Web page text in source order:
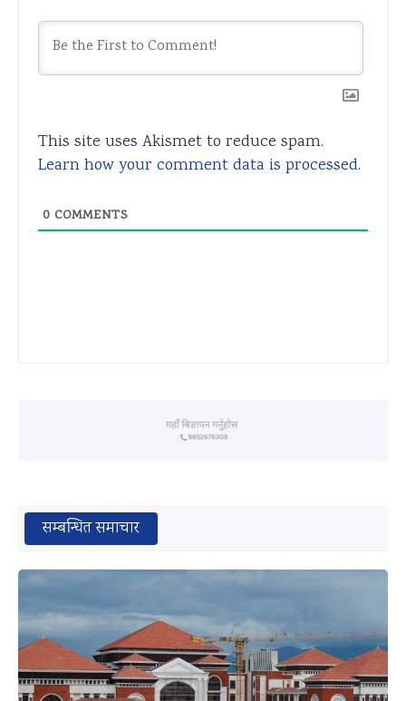
This site uses Akismet to reduce spam.
Learn how your comment data is processed.
0 COMMENTS
सम्बन्धित समाचार